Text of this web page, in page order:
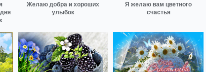
Желаю добра и хороших
улыбок
Я желаю вам цветного
счастья